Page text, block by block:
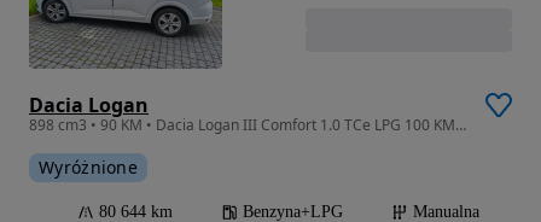
Dacia Logan
898 cm3 • 90 KM • Dacia Logan III Comfort 1.0 TCe LPG 100 KM, ASO, pierwszy właściciel
Wyróżnione
80 644 km Benzyna+LPG
Manualna